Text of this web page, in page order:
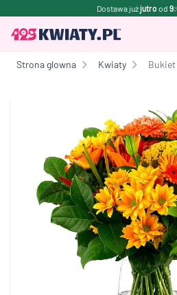
Dostawa jużjutro od
Strona glowna Kwiaty Bukiet